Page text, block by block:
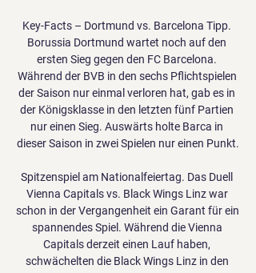
Key-Facts – Dortmund vs. Barcelona Tipp.
Borussia Dortmund wartet noch auf den
ersten Sieg gegen den FC Barcelona.
Während der BVB in den sechs Pflichtspielen
der Saison nur einmal verloren hat, gab es in
der Königsklasse in den letzten fünf Partien
nur einen Sieg. Auswärts holte Barca in
dieser Saison in zwei Spielen nur einen Punkt.
Spitzenspiel am Nationalfeiertag. Das Duell
Vienna Capitals vs. Black Wings Linz war
schon in der Vergangenheit ein Garant für ein
spannendes Spiel. Während die Vienna
Capitals derzeit einen Lauf haben,
schwächelten die Black Wings Linz in den